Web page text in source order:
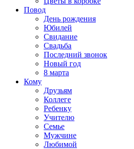
Повод
День рождения
Юбилей
Свидание
Свадьба
Последний звонок
Новый год
8 марта
Кому
Друзьям
Коллеге
Ребенку
Учителю
Семье
Мужчине
Любимой